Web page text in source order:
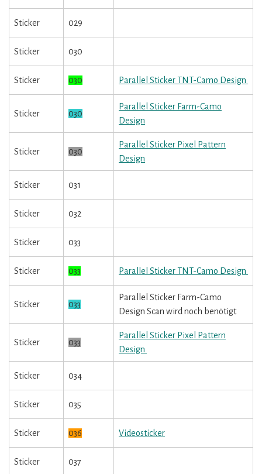
Sticker 029
Sticker 030
Sticker 030 Parallel Sticker TNT-Camo Design
Sticker 030
Parallel Sticker Farm-Camo
Design
Sticker 030
Parallel Sticker Pixel Pattern
Design
Sticker 031
Sticker 032
Sticker 033
Sticker 033 Parallel Sticker TNT-Camo Design
Sticker 033
Parallel Sticker Farm-Camo
Design Scan wird noch benötigt
Sticker 033
Parallel Sticker Pixel Pattern
Design
Sticker 034
Sticker 035
Sticker 036 Videosticker
Sticker 037